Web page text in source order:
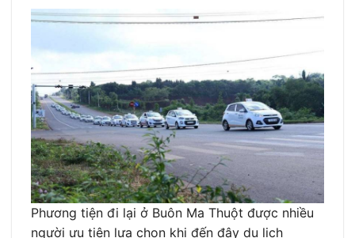
Phương tiện đi lại ở Buôn Ma Thuột được nhiều
người ưu tiên lựa chọn khi đến đây du lịch